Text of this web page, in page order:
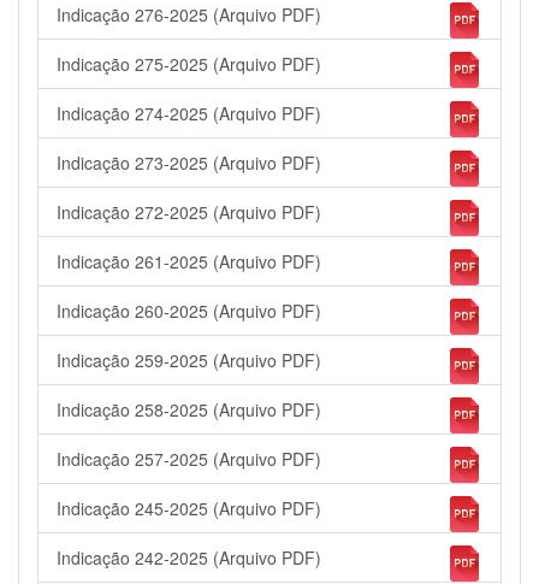
Indicação 276-2025 (Arquivo PDF)
Indicação 275-2025 (Arquivo PDF)
Indicação 274-2025 (Arquivo PDF)
Indicação 273-2025 (Arquivo PDF)
Indicação 272-2025 (Arquivo PDF)
Indicação 261-2025 (Arquivo PDF)
Indicação 260-2025 (Arquivo PDF)
Indicação 259-2025 (Arquivo PDF)
Indicação 258-2025 (Arquivo PDF)
Indicação 257-2025 (Arquivo PDF)
Indicação 245-2025 (Arquivo PDF)
Indicação 242-2025 (Arquivo PDF)